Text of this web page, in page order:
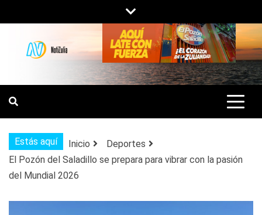
al
contenido
NOTIZULIA
NOTICIAS DEL ZULIA, VENEZUELA Y
DE INTERÉS GENERAL.
Estás aquí Inicio
Deportes
El Pozón del Saladillo se prepara para vibrar con la pasión
del Mundial 2026